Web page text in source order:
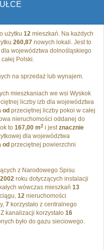
użytku 12 mieszkań. Na każdych
260,87 nowych lokali. Jest to
województwa dolnośląskiego
Polski.
na sprzedaż lub wynajem.
mieszkaniach we wsi Wyskok
liczby izb dla województwa
od przeciętnej liczby pokoi w całej
nieruchomości oddanej do
to 167,00 m2 i jestznacznie
dla województwa
od przeciętnej powierzchni
z Narodowego Spisu
2002 roku dotyczących instalacji
wówczas mieszkań 13
12 nieruchomości
7 korzystało z centralnego
kanalizacji korzystało 16
było do gazu sieciowego.